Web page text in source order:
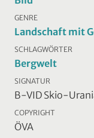
GENRE
Landschaft mit
SCHLAGWÖRTER
Bergwelt
SIGNATUR
B-VID Skio-
COPYRIGHT
ÖVA